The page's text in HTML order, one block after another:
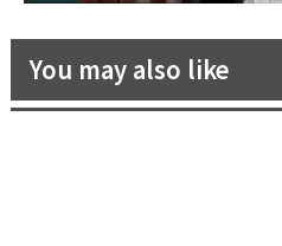
You may also like